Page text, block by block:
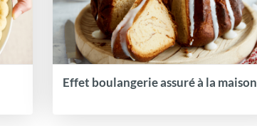
Effet boulangerie assuré à la maison